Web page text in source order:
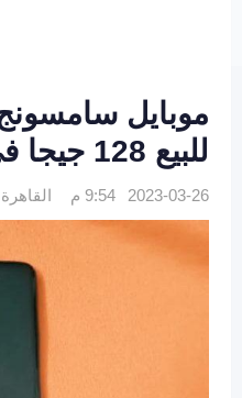
للبيع 128 جيجا فى القاهرة
2023-03-26 9:54 م القاهرة